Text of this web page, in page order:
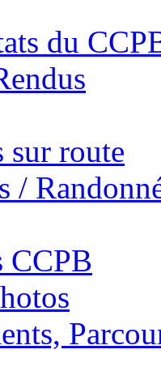
du
sur route
/
CCPB